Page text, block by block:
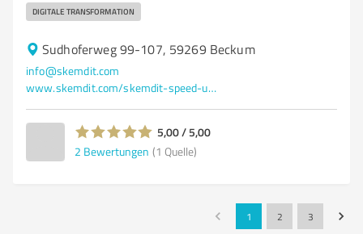
DIGITALE TRANSFORMATION
Sudhoferweg 99-107, 59269 Beckum
info@skemdit.com
www.skemdit.com/skemdit-speed-up-your-electrical-revision
5,00 / 5,00
2 Bewertungen (1 Quelle)
1 2 3